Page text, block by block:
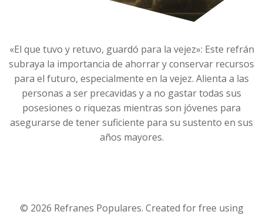
«El que tuvo y retuvo, guardó para la vejez»: Este refrán
subraya la importancia de ahorrar y conservar recursos
para el futuro, especialmente en la vejez. Alienta a las
personas a ser precavidas y a no gastar todas sus
posesiones o riquezas mientras son jóvenes para
asegurarse de tener suficiente para su sustento en sus
años mayores.
© 2026 Refranes Populares. Created for free using